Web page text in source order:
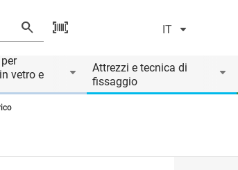
IT
vetro e
Attrezzi e tecnica di
fissaggio